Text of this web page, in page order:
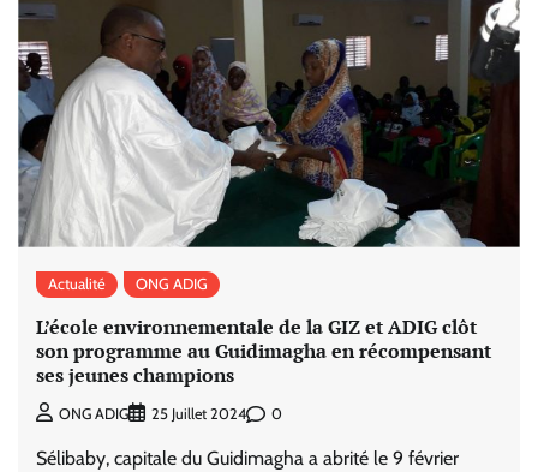
Actualité ONG ADIG
L’école environnementale de la GIZ et ADIG clôt
son programme au Guidimagha en récompensant
ses jeunes champions
ONG ADIG 25 Juillet 2024 0
Sélibaby, capitale du Guidimagha a abrité le 9 février